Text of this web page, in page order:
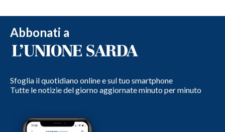
Abbonati a
Sfoglia il quotidiano online e sul tuo smartphone
Tutte le notizie del giorno aggiornate minuto per minuto